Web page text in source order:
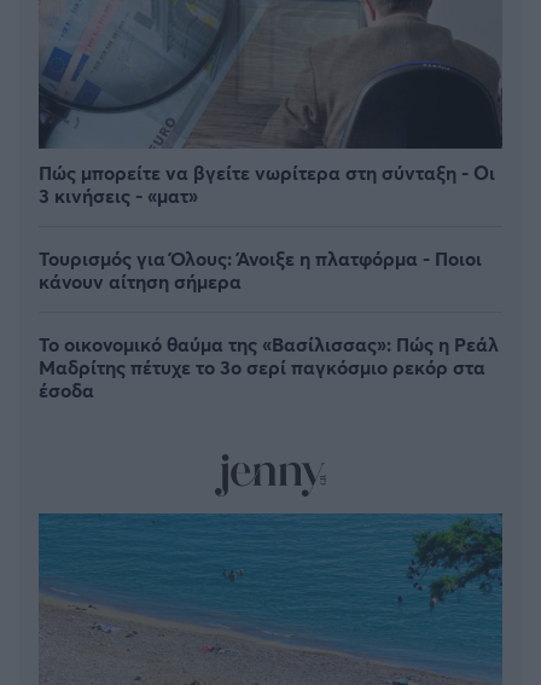
Πώς μπορείτε να βγείτε νωρίτερα στη σύνταξη - Οι
3 κινήσεις - «ματ»
Τουρισμός για Όλους: Άνοιξε η πλατφόρμα - Ποιοι
κάνουν αίτηση σήμερα
Το οικονομικό θαύμα της «Βασίλισσας»: Πώς η Ρεάλ
Μαδρίτης πέτυχε το 3ο σερί παγκόσμιο ρεκόρ στα
έσοδα